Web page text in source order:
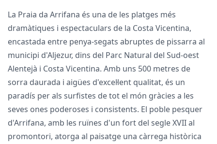
La Praia da Arrifana és una de les platges més
dramàtiques i espectaculars de la Costa Vicentina,
encastada entre penya-segats abruptes de pissarra al
municipi d'Aljezur, dins del Parc Natural del Sud-oest
Alentejà i Costa Vicentina. Amb uns 500 metres de
sorra daurada i aigües d'excel·lent qualitat, és un
paradís per als surfistes de tot el món gràcies a les
seves ones poderoses i consistents. El poble pesquer
d'Arrifana, amb les ruïnes d'un fort del segle XVII al
promontori, atorga al paisatge una càrrega històrica